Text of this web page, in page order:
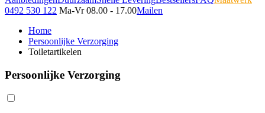
0492 530 122 Ma-Vr 08.00 - 17.00Mailen
Home
Persoonlijke Verzorging
Toiletartikelen
Persoonlijke Verzorging